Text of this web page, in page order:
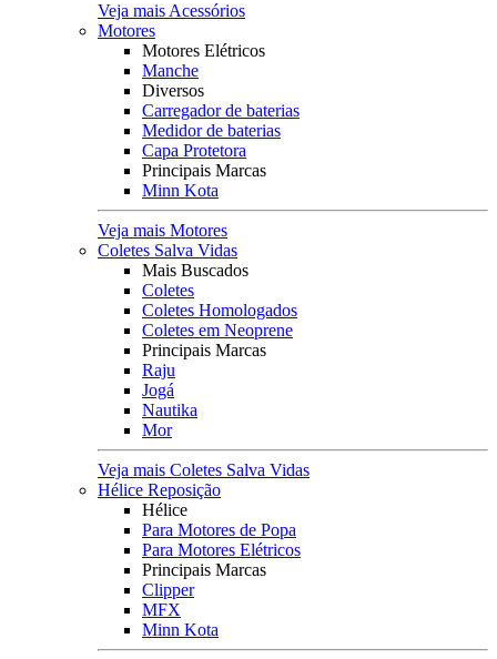
Veja mais Acessórios
Motores
Motores Elétricos
Manche
Diversos
Carregador de baterias
Medidor de baterias
Capa Protetora
Principais Marcas
Minn Kota
Veja mais Motores
Coletes Salva Vidas
Mais Buscados
Coletes
Coletes Homologados
Coletes em Neoprene
Principais Marcas
Raju
Jogá
Nautika
Mor
Veja mais Coletes Salva Vidas
Hélice Reposição
Hélice
Para Motores de Popa
Para Motores Elétricos
Principais Marcas
Clipper
MFX
Minn Kota